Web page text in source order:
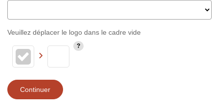
Veuillez déplacer le logo dans le cadre vide
Continuer